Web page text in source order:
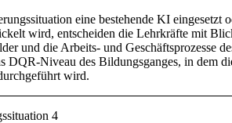
eine bestehende KI eingesetzt
wird, entscheiden die Lehrkräfte mit
und die Arbeits- und Geschäftsprozesse
DQR-Niveau des Bildungsganges, in dem
wird.
4